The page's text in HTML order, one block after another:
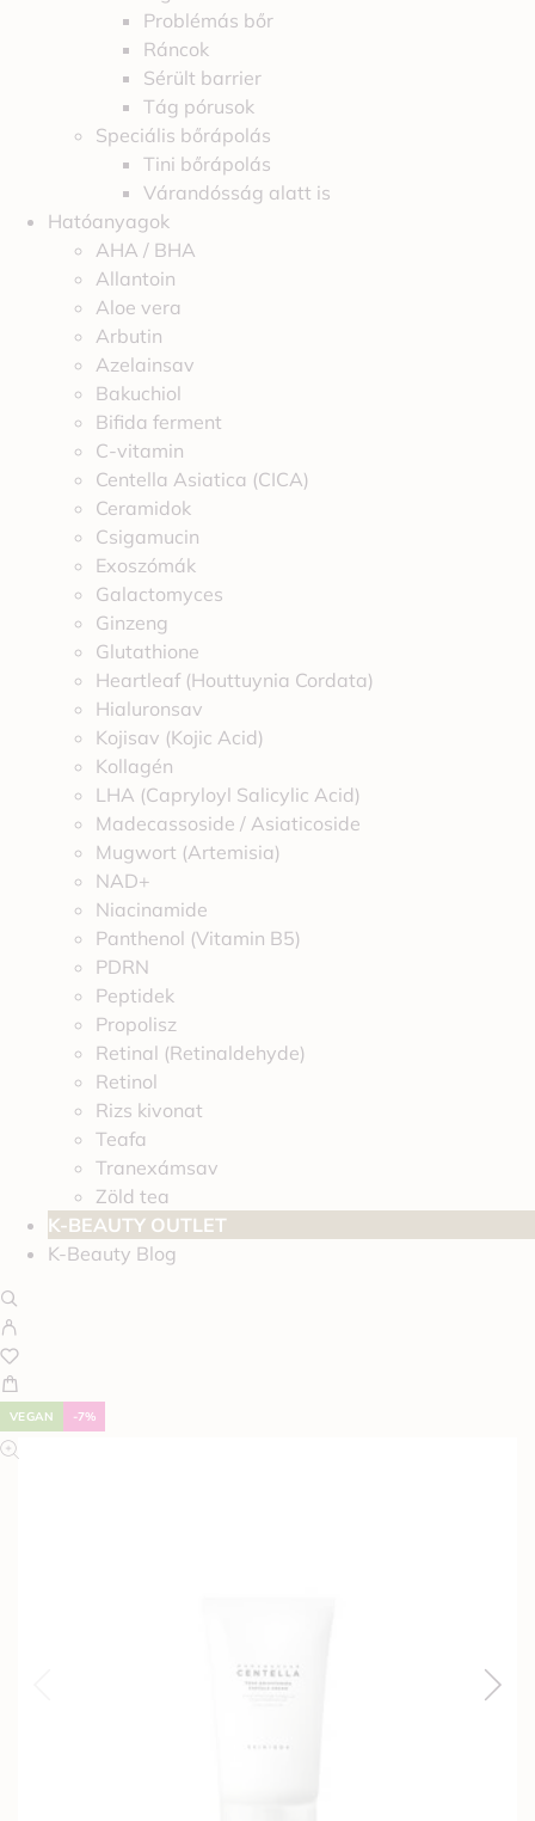
Problémás bőr
Ráncok
Sérült barrier
Tág pórusok
Speciális bőrápolás
Tini bőrápolás
Várandósság alatt is
Hatóanyagok
AHA / BHA
Allantoin
Aloe vera
Arbutin
Azelainsav
Bakuchiol
Bifida ferment
C-vitamin
Centella Asiatica (CICA)
Ceramidok
Csigamucin
Exoszómák
Galactomyces
Ginzeng
Glutathione
Heartleaf (Houttuynia Cordata)
Hialuronsav
Kojisav (Kojic Acid)
Kollagén
LHA (Capryloyl Salicylic Acid)
Madecassoside / Asiaticoside
Mugwort (Artemisia)
NAD+
Niacinamide
Panthenol (Vitamin B5)
PDRN
Peptidek
Propolisz
Retinal (Retinaldehyde)
Retinol
Rizs kivonat
Teafa
Tranexámsav
Zöld tea
K-BEAUTY OUTLET
K-Beauty Blog
VEGAN -7%